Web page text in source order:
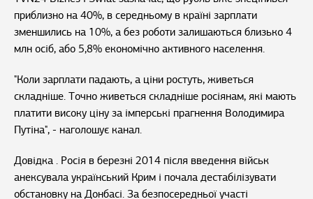
приблизно на 40%, в середньому в країні зарплати
зменшились на 10%, а без роботи залишаються близько 4
млн осіб, або 5,8% економічно активного населення.
"Коли зарплати падають, а ціни ростуть, живеться
складніше. Точно живеться складніше росіянам, які мають
платити високу ціну за імперські прагнення Володимира
Путіна", - наголошує канал.
Довідка . Росія в березні 2014 після введення військ
анексувала український Крим і почала дестабілізувати
обстановку на Донбасі. За безпосередньої участі